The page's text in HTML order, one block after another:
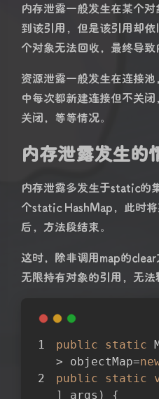
内存泄露一般发生在某个
到该引用，但是该引用却
个对象无法回收，最终导致
资源泄露一般发生在连接
中每次都新建连接但不关
关闭，等等情况。
内存泄露发生的
内存泄露多发生于static的
个static HashMap，此时
后，方法段结束。
这时，除非调用map的
无限持有对象的引用，无法
public static
> objectMap=
public
static
] args)
{